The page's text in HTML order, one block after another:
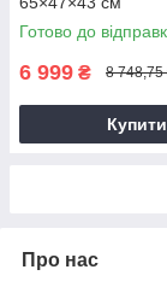
Готово до
6 999 ₴ 8 748,75
Купити
Про нас